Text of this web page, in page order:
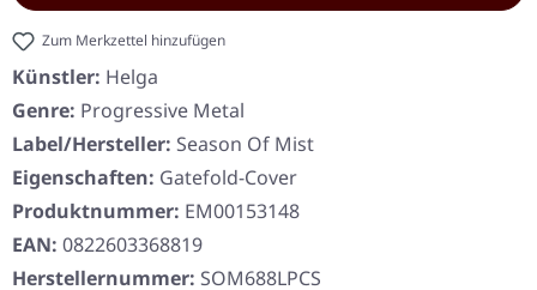
Zum Merkzettel hinzufügen
Künstler: Helga
Genre: Progressive Metal
Label/Hersteller: Season Of Mist
Eigenschaften: Gatefold-Cover
Produktnummer: EM00153148
EAN: 0822603368819
Herstellernummer: SOM688LPCS